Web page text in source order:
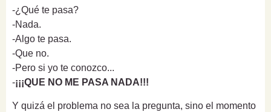
-¿Qué te pasa?
-Nada.
-Algo te pasa.
-Que no.
-Pero si yo te conozco...
-¡¡¡QUE NO ME PASA NADA!!!
Y quizá el problema no sea la pregunta, sino el momento